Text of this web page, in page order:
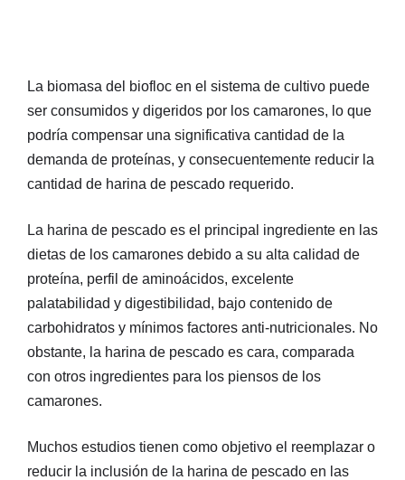
La biomasa del biofloc en el sistema de cultivo puede
ser consumidos y digeridos por los camarones, lo que
podría compensar una significativa cantidad de la
demanda de proteínas, y consecuentemente reducir la
cantidad de harina de pescado requerido.
La harina de pescado es el principal ingrediente en las
dietas de los camarones debido a su alta calidad de
proteína, perfil de aminoácidos, excelente
palatabilidad y digestibilidad, bajo contenido de
carbohidratos y mínimos factores anti-nutricionales. No
obstante, la harina de pescado es cara, comparada
con otros ingredientes para los piensos de los
camarones.
Muchos estudios tienen como objetivo el reemplazar o
reducir la inclusión de la harina de pescado en las